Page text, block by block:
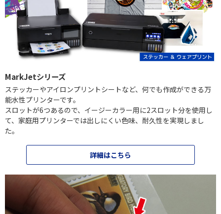
MarkJetシリーズ
ステッカーやアイロンプリントシートなど、何でも作成ができる万
能水性プリンターです。
スロットが6つあるので、イージーカラー用に2スロット分を使用し
て、家庭用プリンターでは出しにくい色味、耐久性を実現しまし
た。
詳細はこちら